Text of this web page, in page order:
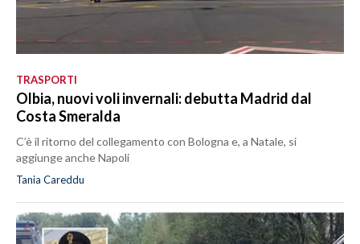
TRASPORTI
Olbia, nuovi voli invernali: debutta Madrid dal
Costa Smeralda
C’è il ritorno del collegamento con Bologna e, a Natale, si
aggiunge anche Napoli
Tania Careddu